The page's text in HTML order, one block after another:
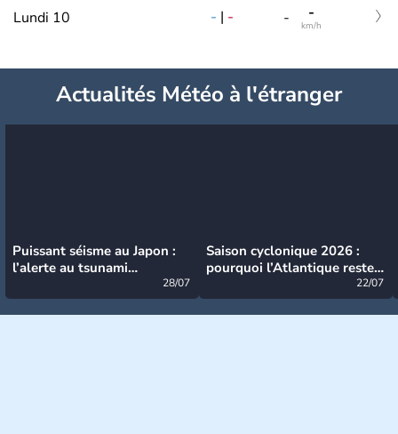
Lundi 10 - | - - -
km/h
Actualités Météo à l'étranger
Puissant séisme au Japon :
l’alerte au tsunami
28/07
Saison cyclonique 2026 :
pourquoi l’Atlantique reste
22/07